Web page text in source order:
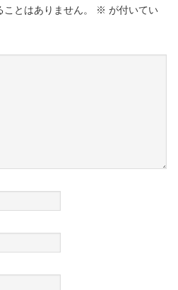
とはありません。 ※ が付いてい